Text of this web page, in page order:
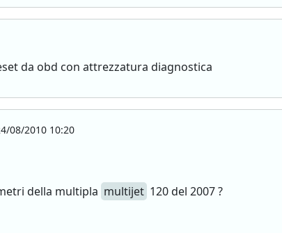
da obd con attrezzatura diagnostica
08/2010 10:20
della multipla multijet 120 del 2007 ?